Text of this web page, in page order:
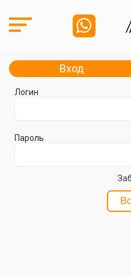
Вход
Логин
Пароль